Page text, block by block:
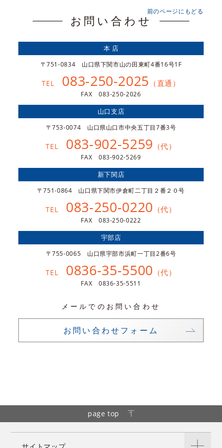
前のページにもどる
お問い合わせ
本 店
〒751-0834 山口県下関市山の田東町4番16号1F
TEL 083-250-2025 （直通）
FAX 083-250-2026
山口支店
〒753-0074 山口県山口市中央五丁目7番3号
TEL 083-902-5259 （代）
FAX 083-902-5269
新下関店
〒751-0864 山口県下関市伊倉町二丁目２番２０号
TEL 083-250-0220 （代）
FAX 083-250-0222
宇部店
〒755-0065 山口県宇部市浜町一丁目2番6号
TEL 0836-35-5500 （代）
FAX 0836-35-5511
メールでのお問い合わせ
お問い合わせフォーム
page top
サイトマップ